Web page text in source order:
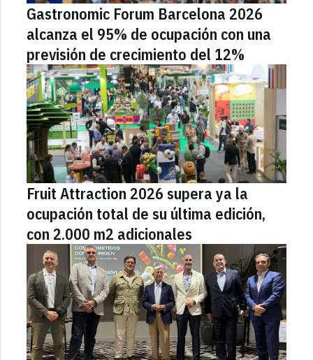
Gastronomic Forum Barcelona 2026
alcanza el 95% de ocupación con una
previsión de crecimiento del 12%
Fruit Attraction 2026 supera ya la
ocupación total de su última edición,
con 2.000 m2 adicionales